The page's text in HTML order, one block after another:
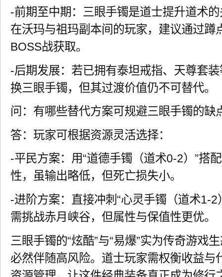
-前期至中期：三眼手镯是道士提升道术
在沃玛与祖玛副本间的玩家，建议通过蹲
BOSS战获取。
-后期发展：若已拥有泰坦戒指、天尊套
换三眼手镯，但其过渡价值仍不可替代。
问：有哪些替代方案可规避三眼手镯的缺
答：玩家可根据资源灵活选择：
-平民方案：用“道德手镯（道术0-2）”搭
性，虽输出略低，但死亡损失小。
-进阶方案：直接冲刺“心灵手镯（道术1-2
需挑战赤月峡谷，但属性与保值性更优。
三眼手镯的“炫酷”与“易爆”实为传奇游戏
必然伴随高风险。道士玩家需权衡收益与